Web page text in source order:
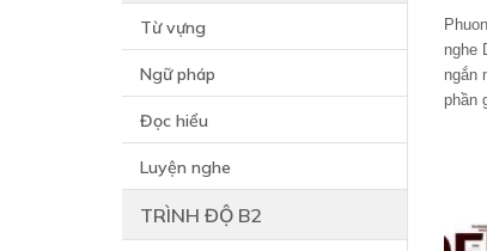
Từ vựng
Ngữ pháp
Đọc hiểu
Luyện nghe
TRÌNH ĐỘ B2
nghe
ngắn
phần